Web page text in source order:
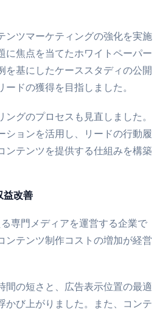
ンツマーケティングの強化を実施
に焦点を当てたホワイトペーパー
を基にしたケーススタディの公開
ドの獲得を目指しました。
ングのプロセスも見直しました。
ションを活用し、リードの行動履
ンテンツを提供する仕組みを構築
益改善
専門メディアを運営する企業で
ンテンツ制作コストの増加が経営
間の短さと、広告表示位置の最適
かび上がりました。また、コンテ